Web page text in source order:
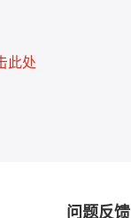
此处
问题反馈